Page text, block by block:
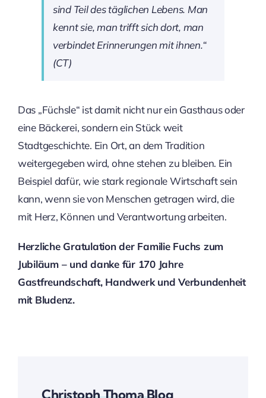
sind Teil des täglichen Lebens. Man
kennt sie, man trifft sich dort, man
verbindet Erinnerungen mit ihnen.“
(CT)
Das „Füchsle“ ist damit nicht nur ein Gasthaus oder
eine Bäckerei, sondern ein Stück weit
Stadtgeschichte. Ein Ort, an dem Tradition
weitergegeben wird, ohne stehen zu bleiben. Ein
Beispiel dafür, wie stark regionale Wirtschaft sein
kann, wenn sie von Menschen getragen wird, die
mit Herz, Können und Verantwortung arbeiten.
Herzliche Gratulation der Familie Fuchs zum
Jubiläum – und danke für 170 Jahre
Gastfreundschaft, Handwerk und Verbundenheit
mit Bludenz.